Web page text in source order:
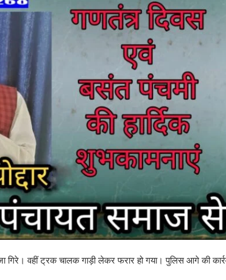
गिरे। वहीं ट्रक चालक गाड़ी लेकर फरार हो गया। पुलिस आगे की